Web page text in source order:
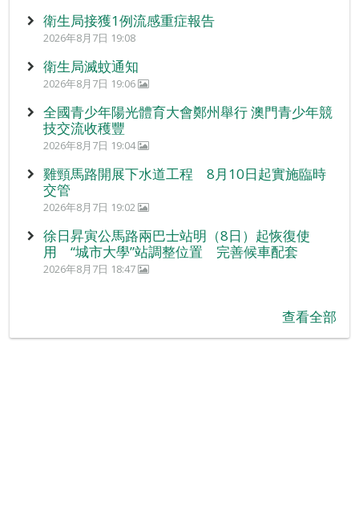
衛生局接獲1例流感重症報告
2026年8月7日 19:08
衛生局滅蚊通知
2026年8月7日 19:06
全國青少年陽光體育大會鄭州舉行 澳門青少年競
技交流收穫豐
2026年8月7日 19:04
雞頸馬路開展下水道工程 8月10日起實施臨時
交管
2026年8月7日 19:02
徐日昇寅公馬路兩巴士站明（8日）起恢復使
用 “城市大學”站調整位置 完善候車配套
2026年8月7日 18:47
查看全部